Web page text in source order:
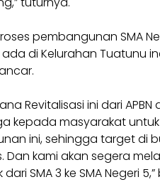
pembangunan SMA
di Kelurahan Tuatunu
Revitalisasi ini dari
kepada masyarakat
ini, sehingga target di
kami akan segera
SMA 3 ke SMA Negeri